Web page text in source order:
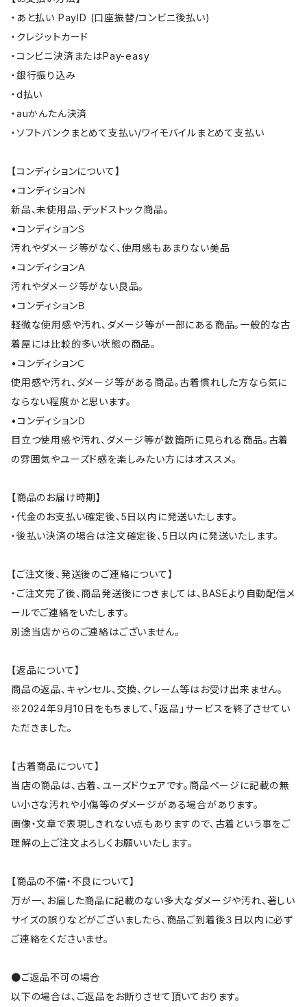
・あと払い PayID (口座振替/コンビニ後払い)
・クレジットカード
・コンビニ決済またはPay-easy
・銀行振り込み
・d払い
・auかんたん決済
・ソフトバンクまとめて支払い/ワイモバイルまとめて支払い
【コンディションについて】
•コンディションＮ
新品、未使用品、デッドストック商品。
•コンディションＳ
汚れやダメージ等がなく、使用感もあまりない美品
•コンディションＡ
汚れやダメージ等がない良品。
•コンディションＢ
軽微な使用感や汚れ、ダメージ等が一部にある商品。一般的な古
着屋には比較的多い状態の商品。
•コンディションＣ
使用感や汚れ、ダメージ等がある商品。古着慣れした方なら気に
ならない程度かと思います。
•コンディションＤ
目立つ使用感や汚れ、ダメージ等が数箇所に見られる商品。古着
の雰囲気やユーズド感を楽しみたい方にはオススメ。
【商品のお届け時期】
・代金のお支払い確定後、5日以内に発送いたします。
・後払い決済の場合は注文確定後、5日以内に発送いたします。
【ご注文後、発送後のご連絡について】
・ご注文完了後、商品発送後につきましては、BASEより自動配信メ
ールでご連絡をいたします。
別途当店からのご連絡はございません。
【返品について】
商品の返品、キャンセル、交換、クレーム等はお受け出来ません。
※2024年9月10日をもちまして、「返品」サービスを終了させてい
ただきました。
【古着商品について】
当店の商品は、古着、ユーズドウェアです。商品ページに記載の無
い小さな汚れや小傷等のダメージがある場合があります。
画像・文章で表現しきれない点もありますので、古着という事をご
理解の上ご注文よろしくお願いいたします。
【商品の不備・不良について】
万が一、お届した商品に記載のない多大なダメージや汚れ、著しい
サイズの誤りなどがございましたら、商品ご到着後３日以内に必ず
ご連絡をくださいませ。
●ご返品不可の場合
以下の場合は、ご返品をお断りさせて頂いております。